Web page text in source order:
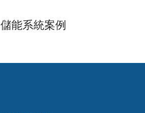
儲能系統案例